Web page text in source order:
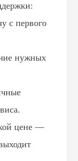
с первого
нужных
цене —